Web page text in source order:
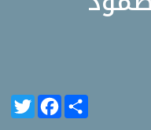
FacebookShare